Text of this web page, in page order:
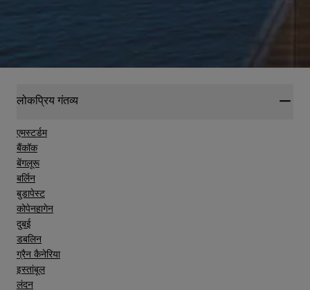
लोकप्रिय गंतव्य
एमस्टर्डम
बैंकॉक
बेंगलूरू
बर्लिन
बुडापेस्ट
कोपेनहागेन
दुबई
डबलिन
ग्रैन कैनेरिया
इस्तांबूल
लंदन